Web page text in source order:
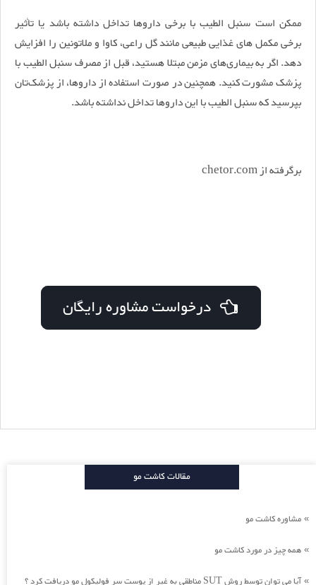
ممکن است سنبل الطیب با برخی داروها تداخل داشته باشد یا تأثیر
برخی مکمل های غذایی طبیعی مانند گل راعی، کاوا و ملاتونین را افزایش
دهد. اگر به بیماری‌های مزمن مبتلا هستید، قبل از مصرف سنبل الطیب با
پزشک مشورت کنید. همچنین در صورت استفاده از داروها، از پزشک‌تان
بپرسید که سنبل الطیب با این داروها تداخل نداشته باشد.
برگرفته از chetor.com
درخواست مشاوره رایگان
مقالات کاشت مو
» مشاوره کاشت مو
» همه چیز در مورد کاشت مو
»آیا می توان توسط روش SUT مناطقی به غیر از پوست سر فولیکول مو دریافت کرد ؟